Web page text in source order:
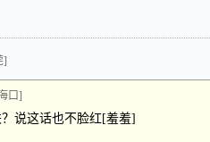
]
口]
说这话也不脸红[羞羞]